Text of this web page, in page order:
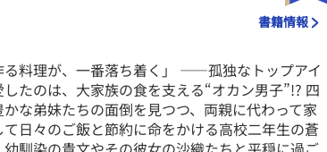
書籍情報
る料理が、一番落ち着く」 ――孤独なトップアイ
したのは、大家族の食を支える“オカン男子”!? 四
かな弟妹たちの面倒を見つつ、両親に代わって家
て日々のご飯と節約に命をかける高校二年生の蒼